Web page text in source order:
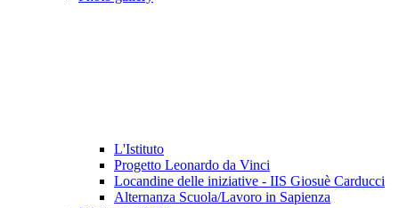
L'Istituto
Progetto Leonardo da Vinci
Locandine delle iniziative - IIS Giosuè Carducci
Alternanza Scuola/Lavoro in Sapienza